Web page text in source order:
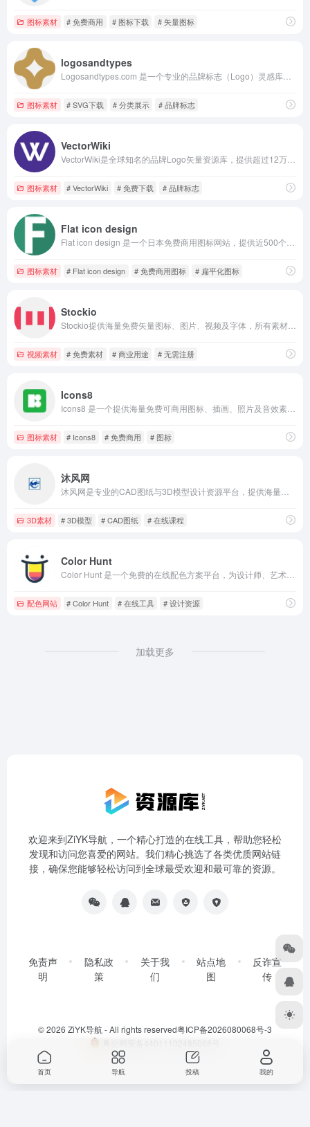
图标素材 # 免费商用 # 图标下载 # 矢量图标
logosandtypes
图标素材 # SVG下载 # 分类展示 # 品牌标志
VectorWiki
图标素材 # VectorWiki # 免费下载 # 品牌标志
Flat icon design
图标素材 # Flat icon design # 免费商用图标 # 扁平化图标
Stockio
视频素材 # 免费素材 # 商业用途 # 无需注册
Icons8
图标素材 # Icons8 # 免费商用 # 图标
沐风网
3D素材 # 3D模型 # CAD图纸 # 在线课程
Color Hunt
配色网站 # Color Hunt # 在线工具 # 设计资源
加载更多
欢迎来到ZiYK导航，一个精心打造的在线工具，帮助您轻松
发现和访问您喜爱的网站。我们精心挑选了各类优质网站链
接，确保您能够轻松访问到全球最受欢迎和最可靠的资源。
免责声
明
隐私政
策
关于我
们
站点地
图
反诈宣
传
© 2026 ZiYK导航- All rights reserved粤ICP备2026080068号-3
首页 导航 投稿 我的